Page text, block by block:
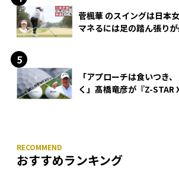
菅楓華 のスイングは日本
マネるには足の踏ん張り
「アプローチは食いつき
く」髙橋竜彦が『Z-STAR
おすすめランキング